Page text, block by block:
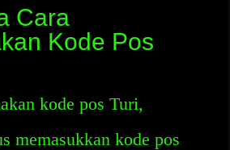
Cara
Kode Pos
kode pos Turi,
memasukkan kode pos